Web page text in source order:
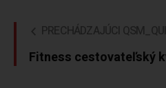
PRECHÁDZAJÚCI
Fitness cestovateľský